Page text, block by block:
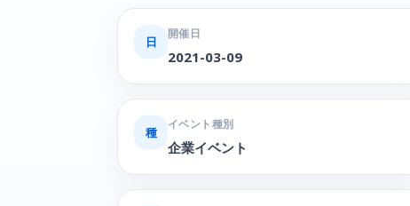
日
開催日
2021-03-09
種
イベント種別
企業イベント